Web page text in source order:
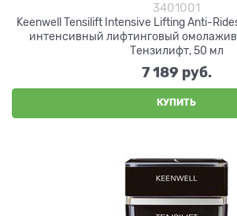
3401001
Keenwell Tensilift Intensive Lifting Anti-Rides Day Cream – Крем
интенсивный лифтинговый
Тензилифт, 50 мл
7 189 руб.
КУПИТЬ